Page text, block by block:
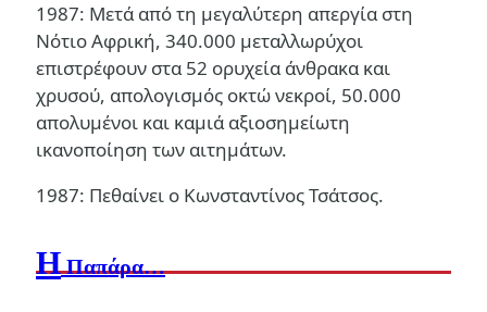
1987: Μετά από τη μεγαλύτερη απεργία στη
Νότιο Αφρική, 340.000 μεταλλωρύχοι
επιστρέφουν στα 52 ορυχεία άνθρακα και
χρυσού, απολογισμός οκτώ νεκροί, 50.000
απολυμένοι και καμιά αξιοσημείωτη
ικανοποίηση των αιτημάτων.
1987: Πεθαίνει ο Κωνσταντίνος Τσάτσος.
ΗΠαπάρα…